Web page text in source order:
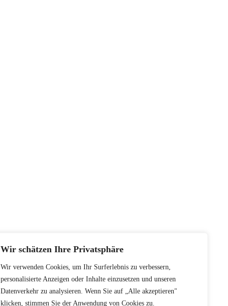
Wir schätzen Ihre Privatsphäre
Wir verwenden Cookies, um Ihr Surferlebnis zu verbessern,
personalisierte Anzeigen oder Inhalte einzusetzen und unseren
Datenverkehr zu analysieren. Wenn Sie auf „Alle akzeptieren"
klicken, stimmen Sie der Anwendung von Cookies zu.